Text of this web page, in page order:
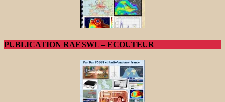
PUBLICATION RAF SWL – ECOUTEUR